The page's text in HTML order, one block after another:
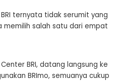
ternyata tidak serumit yang
memilih salah satu dari empat
BRI, datang langsung ke
BRImo, semuanya cukup